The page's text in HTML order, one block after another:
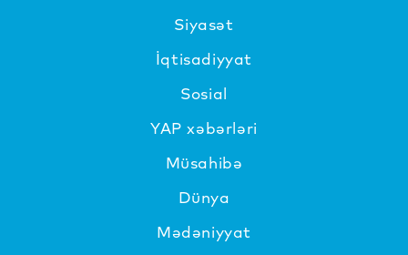
Siyasət
İqtisadiyyat
Sosial
YAP xəbərləri
Müsahibə
Dünya
Mədəniyyat